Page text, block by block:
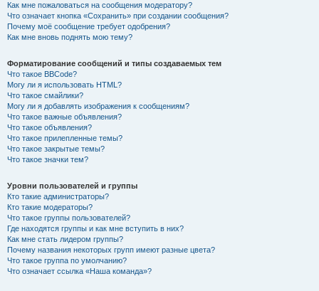
Как мне пожаловаться на сообщения модератору?
Что означает кнопка «Сохранить» при создании сообщения?
Почему моё сообщение требует одобрения?
Как мне вновь поднять мою тему?
Форматирование сообщений и типы создаваемых тем
Что такое BBCode?
Могу ли я использовать HTML?
Что такое смайлики?
Могу ли я добавлять изображения к сообщениям?
Что такое важные объявления?
Что такое объявления?
Что такое прилепленные темы?
Что такое закрытые темы?
Что такое значки тем?
Уровни пользователей и группы
Кто такие администраторы?
Кто такие модераторы?
Что такое группы пользователей?
Где находятся группы и как мне вступить в них?
Как мне стать лидером группы?
Почему названия некоторых групп имеют разные цвета?
Что такое группа по умолчанию?
Что означает ссылка «Наша команда»?